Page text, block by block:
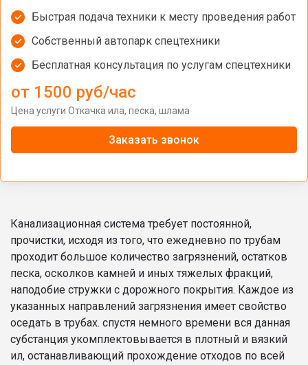
Быстрая подача техники к месту проведения работ
Собственный автопарк спецтехники
Бесплатная консультация по услугам спецтехники
от 1500 руб/час
Цена услуги Откачка ила, песка, шлама
Заказать звонок
Канализационная система требует постоянной,
прочистки, исходя из того, что ежедневно по трубам
проходит большое количество загрязнений, остатков
песка, осколков камней и иных тяжелых фракций,
наподобие стружки с дорожного покрытия. Каждое из
указанных направлений загрязнения имеет свойство
оседать в трубах. спустя немного времени вся данная
субстанция укомплектовывается в плотный и вязкий
ил, останавливающий прохождение отходов по всей